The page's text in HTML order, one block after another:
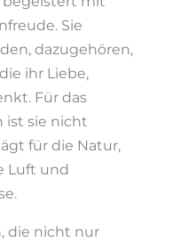
Sie
dazugehören,
ihr Liebe,
Für das
ist sie nicht
für die Natur,
Luft und
die nicht nur